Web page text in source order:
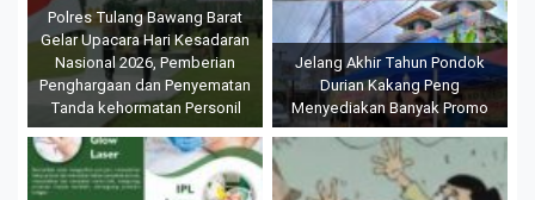
Polres Tulang Bawang Barat
Gelar Upacara Hari Kesadaran
Nasional 2026, Pemberian
Penghargaan dan Penyematan
Tanda kehormatan Personil
Jelang Akhir Tahun Pondok
Durian Kakang Peng
Menyediakan Banyak Promo